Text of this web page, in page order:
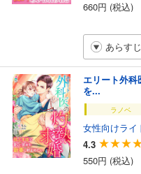
660円 (税込)
あらす
エリート外
を...
ラノベ
女性向けライ
4.3
550円 (税込)